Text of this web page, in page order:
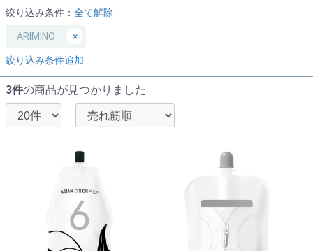
絞り込み条件： 全て解除
ARIMINO ×
絞り込み条件追加
3件の商品が見つかりました